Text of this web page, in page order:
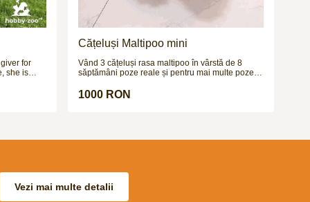
for
she is
strides,
job.
the week
Cățeluși Maltipoo mini
Vând 3 cățeluși rasa maltipoo în vârstă de 8
săptămâni poze reale și pentru mai multe poze și
1000 RON
Vezi mai multe detalii